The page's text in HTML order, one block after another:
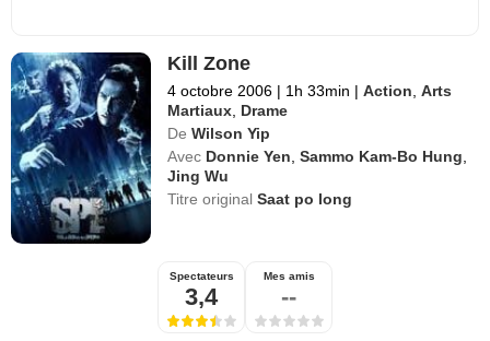
Kill Zone
4 octobre 2006 | 1h 33min | Action,Arts
Martiaux, Drame
De Wilson Yip
Avec Donnie Yen,Sammo Kam-Bo Hung,
Jing Wu
Titre originalSaat po long
Spectateurs
3,4
Mes amis
--